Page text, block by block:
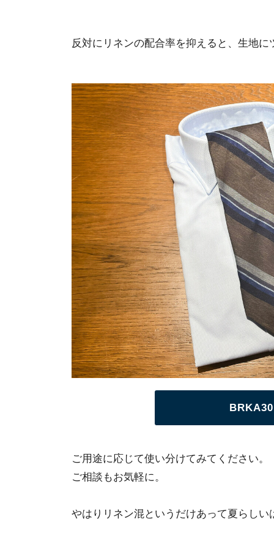
反対にリネンの配合率を抑えると、生地
ご用途に応じて使い分けてみてください。
ご相談もお気軽に。
やはりリネン混というだけあって夏らし